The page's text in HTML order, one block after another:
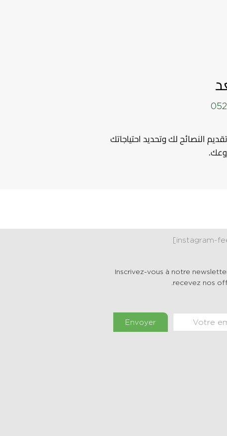
النصائح لك وتحديد احتياجاتك
Inscrivez-vous à notre
recevez nos
Envoyer